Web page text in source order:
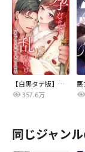
【白黒タテ版】孕むまで乱れいけ～身代わり花嫁と軍服の猛愛
357.6万
同じジャン